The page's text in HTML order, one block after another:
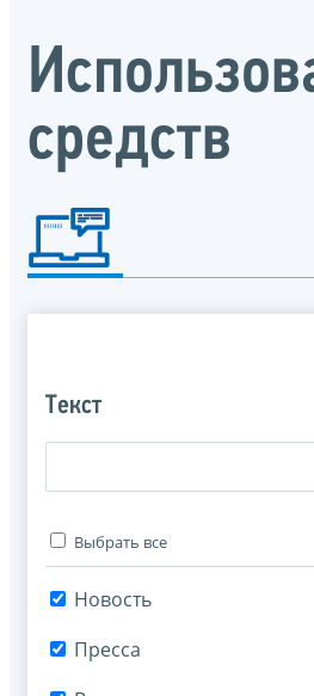
средств
Текст
Выбрать все
Новость
Пресса